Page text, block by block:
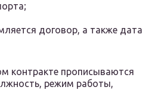
договор, а также дата
контракте прописываются
режим работы,